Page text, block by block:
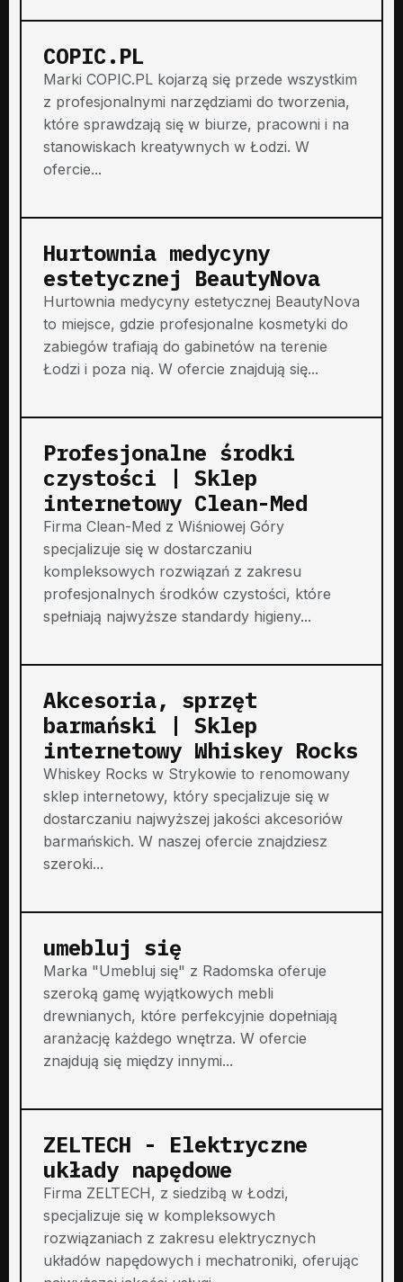
COPIC.PL
Marki COPIC.PL kojarzą się przede wszystkim
z profesjonalnymi narzędziami do tworzenia,
które sprawdzają się w biurze, pracowni i na
stanowiskach kreatywnych w Łodzi. W
ofercie...
Hurtownia medycyny
estetycznej BeautyNova
Hurtownia medycyny estetycznej BeautyNova
to miejsce, gdzie profesjonalne kosmetyki do
zabiegów trafiają do gabinetów na terenie
Łodzi i poza nią. W ofercie znajdują się...
Profesjonalne środki
czystości | Sklep
internetowy Clean-Med
Firma Clean-Med z Wiśniowej Góry
specjalizuje się w dostarczaniu
kompleksowych rozwiązań z zakresu
profesjonalnych środków czystości, które
spełniają najwyższe standardy higieny...
Akcesoria, sprzęt
barmański | Sklep
internetowy Whiskey Rocks
Whiskey Rocks w Strykowie to renomowany
sklep internetowy, który specjalizuje się w
dostarczaniu najwyższej jakości akcesoriów
barmańskich. W naszej ofercie znajdziesz
szeroki...
umebluj się
Marka "Umebluj się" z Radomska oferuje
szeroką gamę wyjątkowych mebli
drewnianych, które perfekcyjnie dopełniają
aranżację każdego wnętrza. W ofercie
znajdują się między innymi...
ZELTECH - Elektryczne
układy napędowe
Firma ZELTECH, z siedzibą w Łodzi,
specjalizuje się w kompleksowych
rozwiązaniach z zakresu elektrycznych
układów napędowych i mechatroniki, oferując